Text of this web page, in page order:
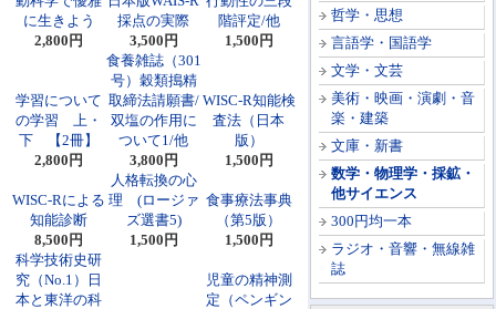
哲学・思想
言語学・国語学
文学・文芸
美術・映画・演劇・音
楽・建築
文庫・新書
数学・物理学・採鉱・
他サイエンス
300円均一本
ラジオ・音響・無線雑
誌
に生きよう
2,800円
採点の実際
3,500円
階評定/他
1,500円
学習について
の学習 上・
下 【2冊】
2,800円
食養雑誌（301
号）穀類搗精
取締法請願書/
双塩の作用に
ついて1/他
3,800円
WISC-R知能検
査法（日本
版）
1,500円
WISC-Rによる
知能診断
8,500円
人格転換の心
理 (ロージァ
ズ選書5)
1,500円
食事療法事典
（第5版）
1,500円
科学技術史研
究（No.1）日
本と東洋の科
児童の精神測
定（ペンギン